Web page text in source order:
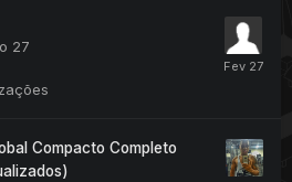
27
Compacto Completo